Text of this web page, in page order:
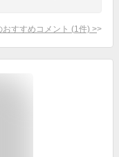
おすすめコメント (1 件) >